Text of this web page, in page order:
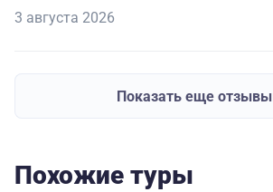
3 августа 2026
Показать еще отзывы
Похожие туры